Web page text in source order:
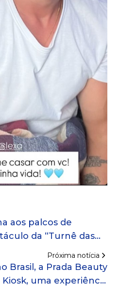
aos palcos de
da “Turnê das
Próxima notícia
Brasil, a Prada Beauty
uma experiência